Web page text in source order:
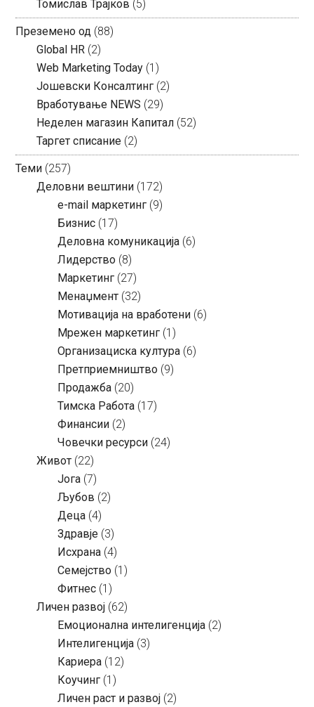
Томислав Трајков (5)
Преземено од (88)
Global HR (2)
Web Marketing Today (1)
Јошевски Консалтинг (2)
Вработување NEWS (29)
Неделен магазин Капитал (52)
Таргет списание (2)
Теми (257)
Деловни вештини (172)
e-mail маркетинг (9)
Бизнис (17)
Деловна комуникација (6)
Лидерство (8)
Маркетинг (27)
Менаџмент (32)
Мотивација на вработени (6)
Мрежен маркетинг (1)
Организациска култура (6)
Претприемништво (9)
Продажба (20)
Тимска Работа (17)
Финансии (2)
Човечки ресурси (24)
Живот (22)
Јога (7)
Љубов (2)
Деца (4)
Здравје (3)
Исхрана (4)
Семејство (1)
Фитнес (1)
Личен развој (62)
Емоционална интелигенција (2)
Интелигенција (3)
Кариера (12)
Коучинг (1)
Личен раст и развој (2)